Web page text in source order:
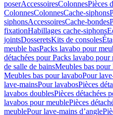
poserAccessoiresColonnesPièces
ColonnesColonnesCache-siphons
siphonsAccessoiresCache-bondes
fixationHabillages cache-siphons
jointsDosseretsKits de consoles
meuble basPacks lavabo pour
détachées pour Packs lavabo
de salle de bainsMeubles bas pour
Meubles bas pour lavaboPour
lave-mainsPour lavabosPièces
lavabos doublesPièces détachées
lavabos pour meublePièces
meublePour lave-mains d’angle